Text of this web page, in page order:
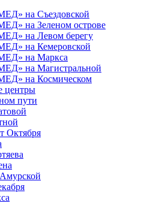
на Съездовской
на Зеленом острове
на Левом берегу
на Кемеровской
на Маркса
на Магистральной
на Космическом
центры
пути
Октября